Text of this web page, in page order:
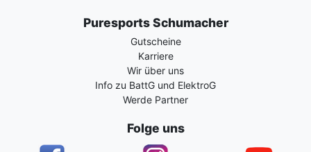
Puresports Schumacher
Gutscheine
Karriere
Wir über uns
Info zu BattG und ElektroG
Werde Partner
Folge uns